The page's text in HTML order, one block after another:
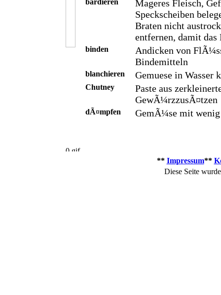
bardieren
Mageres Fleisch,
Speckscheiben
Braten nicht
entfernen, damit
binden
Andicken von
Bindemitteln
blanchieren Gemuese in Wasser
Chutney
Paste aus
GewÃ¼rzzusÃ¤tzen
dÃ¤mpfen GemÃ¼se mit
** Impressum**
Diese Seite